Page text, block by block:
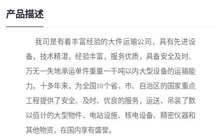
产品描述
我司是有着丰富经验的大件运输公司，具有先进设
备，技术精湛，经验丰富，服务优质，具备安全及时、
万无一失地承运单件重量一千吨以内大型设备的运输能
力。 十多年来，为全国10个省、市、自治区的国家重点
工程提供了安全、及时、优良的服务，运送、吊装了数
以佰计的大型物件、电站设施、核电设备、精密仪器和
其他物资，在国内享有盛誉。